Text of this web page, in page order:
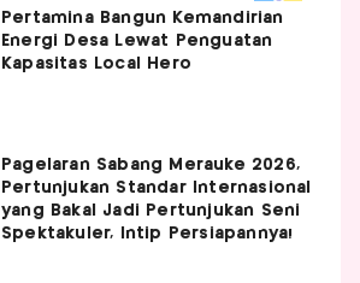
Pertamina Bangun Kemandirian
Energi Desa Lewat Penguatan
Kapasitas Local Hero
Pagelaran Sabang Merauke 2026,
Pertunjukan Standar Internasional
yang Bakal Jadi Pertunjukan Seni
Spektakuler, Intip Persiapannya!